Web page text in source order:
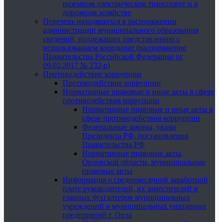
наземном электрическом транспорте и в
дорожном хозяйстве
Перечень находящихся в распоряжении
администрации муниципального образования
сведений, подлежащих представлению с
использованием координат (распоряжение
Правительства Российской Федерации от
09.02.2017 № 232-р)
Противодействие коррупции
Противодействие коррупции
Нормативные правовые и иные акты в сфере
противодействия коррупции
Нормативные правовые и иные акты в
сфере противодействия коррупции
Федеральные законы, указы
Президента РФ, постановления
Правительства РФ
Нормативные правовые акты
Орловской области, муниципальные
правовые акты
Информация о среднемесячной заработной
плате руководителей, их заместителей и
главных бухгалтеров муниципальных
учреждений и муниципальных унитарных
предприятий г. Орла